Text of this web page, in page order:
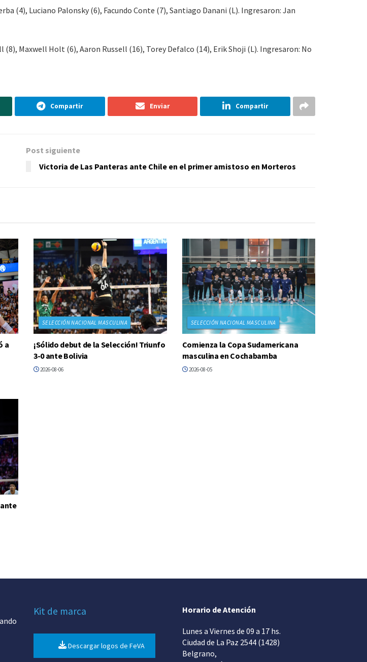
(4), Luciano Palonsky (6), Facundo Conte (7), Santiago Danani (L). Ingresaron: Jan
Maxwell Holt (6), Aaron Russell (16), Torey Defalco (14), Erik Shoji (L). Ingresaron: No
Compartir Enviar Compartir
Post siguiente
Victoria de Las Panteras ante Chile en el primer amistoso en Morteros
a
SELECCIÓN NACIONAL MASCULINA
¡Sólido debut de la Selección! Triunfo
3-0 ante Bolivia
2026-08-06
SELECCIÓN NACIONAL MASCULINA
Comienza la Copa Sudamericana
masculina en Cochabamba
2026-08-05
Kit de marca
Descargar logos de FeVA
Horario de Atención
Lunes a Viernes de 09 a 17 hs.
Ciudad de La Paz 2544 (1428)
Belgrano,